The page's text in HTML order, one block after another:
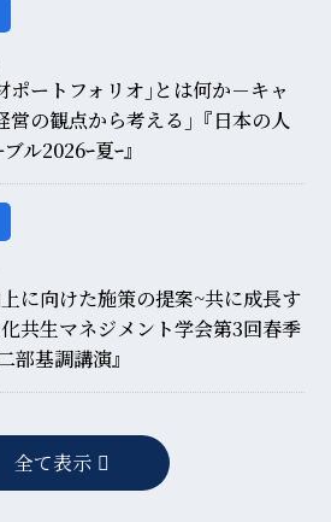
ポートフォリオ｣とは何か－キャ
営の観点から考える｣『日本の人
ル2026ｰ夏ｰ』
に向けた施策の提案~共に成長す
共生マネジメント学会第3回春季
部基調講演』
全て表示